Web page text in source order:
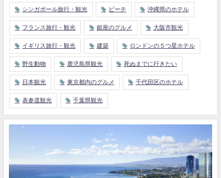
シンガポール旅行・観光 ビーチ 沖縄県のホテル
フランス旅行・観光 銀座のグルメ 大阪市観光
イギリス旅行・観光 建築 ロンドンの５つ星ホテル
野生動物 鹿児島県観光 死ぬまでに行きたい
日本観光 東京都内のグルメ 千代田区のホテル
表参道観光 千葉県観光